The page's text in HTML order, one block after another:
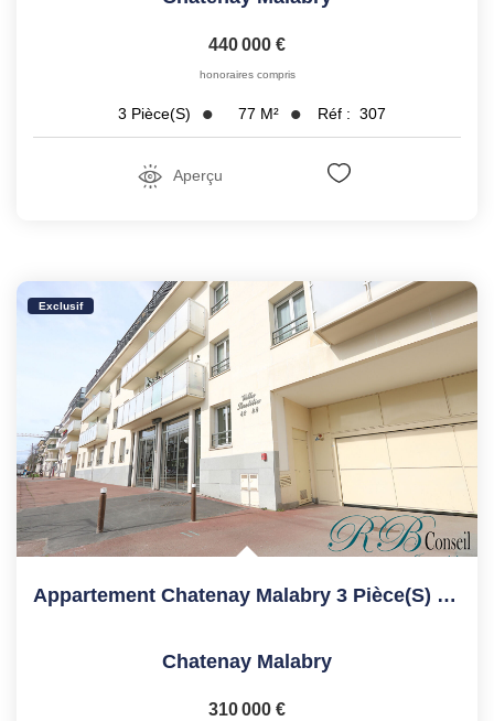
440 000 €
honoraires compris
3 Pièce(s) 77 M² Réf : 307
Aperçu
Exclusif
Appartement Chatenay Malabry 3 Pièce(s) 53.23 M2
Chatenay Malabry
310 000 €